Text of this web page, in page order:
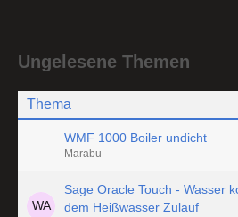
Ungelesene Themen
Thema
WMF 1000 Boiler undicht
Marabu
Sage Oracle Touch - Wasser
dem Heißwasser Zulauf